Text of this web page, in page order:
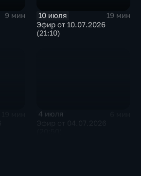
9 мин
10 июля
19 мин
Эфир от 10.07.2026
(21:10)
4 июля